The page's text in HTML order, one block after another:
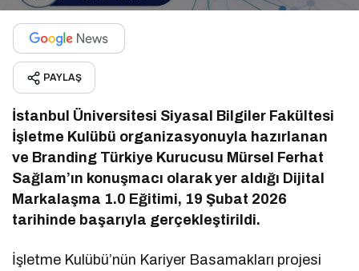
PAYLAŞ
İstanbul Üniversitesi Siyasal Bilgiler Fakültesi
İşletme Kulübü organizasyonuyla hazırlanan
ve Branding Türkiye Kurucusu Mürsel Ferhat
Sağlam’ın konuşmacı olarak yer aldığı Dijital
Markalaşma 1.0 Eğitimi, 19 Şubat 2026
tarihinde başarıyla gerçekleştirildi.
İşletme Kulübü’nün Kariyer Basamakları projesi